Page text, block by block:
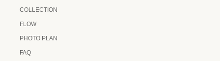
COLLECTION
FLOW
PHOTO PLAN
FAQ